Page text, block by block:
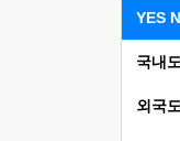
YES
국내
외국